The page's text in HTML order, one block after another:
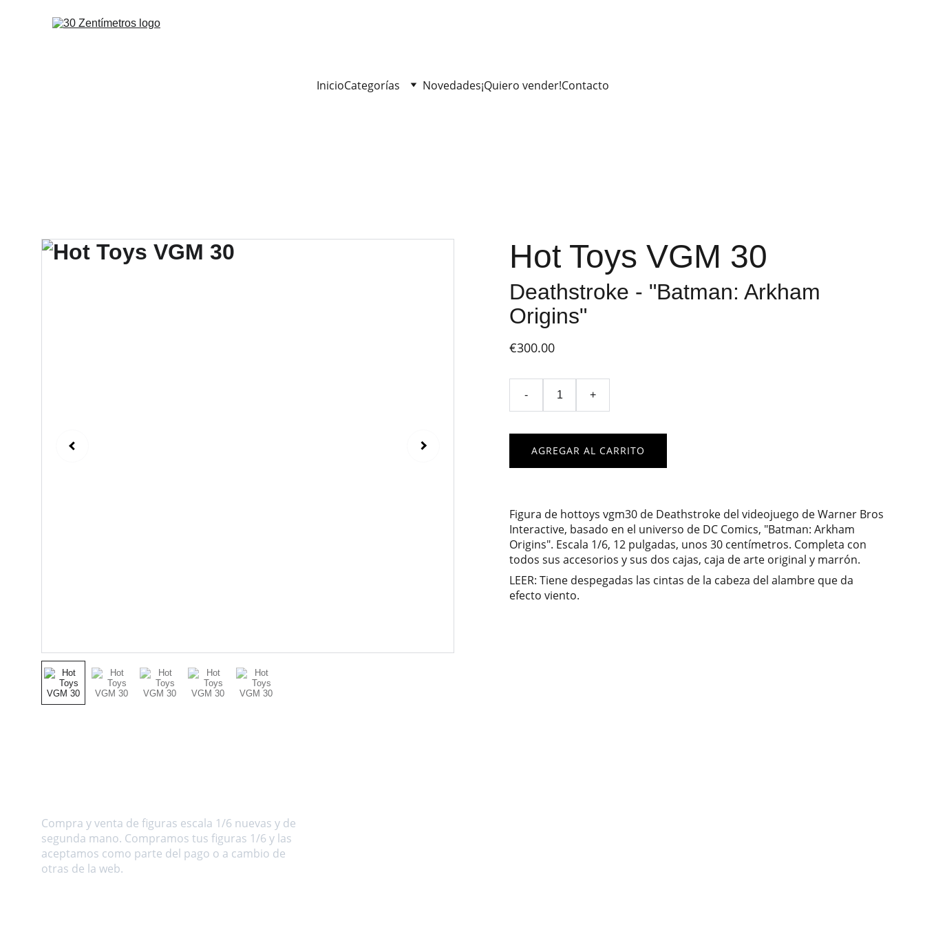
InicioCategorías Novedades¡Quiero vender!Contacto
Hot Toys VGM 30
Deathstroke - "Batman: Arkham
Origins"
€300.00
- +
AGREGAR AL CARRITO
Figura de hottoys vgm30 de Deathstroke del videojuego de Warner Bros
Interactive, basado en el universo de DC Comics, "Batman: Arkham
Origins". Escala 1/6, 12 pulgadas, unos 30 centímetros. Completa con
todos sus accesorios y sus dos cajas, caja de arte original y marrón.
LEER: Tiene despegadas las cintas de la cabeza del alambre que da
efecto viento.
Compra y venta de figuras escala 1/6 nuevas y de
segunda mano. Compramos tus figuras 1/6 y las
aceptamos como parte del pago o a cambio de
otras de la web.